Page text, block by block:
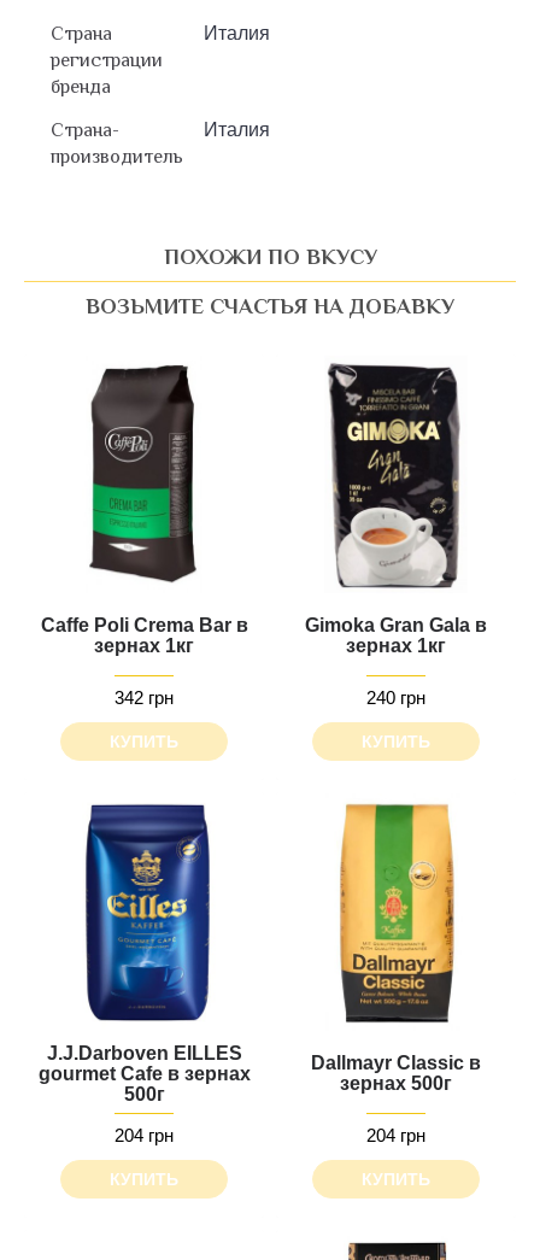
Страна
регистрации
бренда
Италия
Страна-
производитель
Италия
ПОХОЖИ ПО ВКУСУ
ВОЗЬМИТЕ СЧАСТЬЯ НА ДОБАВКУ
Caffe Poli Crema Bar в
зернах 1кг
342 грн
КУПИТЬ
Gimoka Gran Gala в
зернах 1кг
240 грн
КУПИТЬ
J.J.Darboven EILLES
gourmet Cafe в зернах
500г
204 грн
КУПИТЬ
Dallmayr Classic в
зернах 500г
204 грн
КУПИТЬ